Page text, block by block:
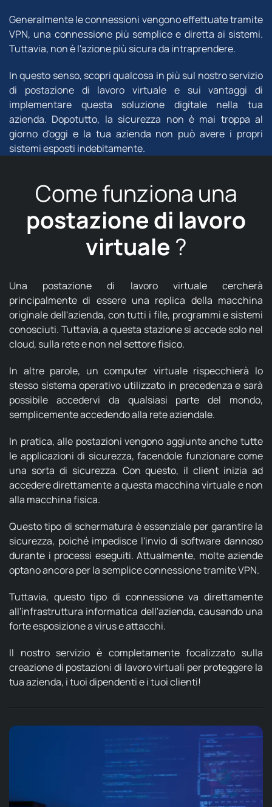
Generalmente le connessioni vengono effettuate tramite
VPN, una connessione più semplice e diretta ai sistemi.
Tuttavia, non è l'azione più sicura da intraprendere.
In questo senso, scopri qualcosa in più sul nostro servizio
di postazione di lavoro virtuale e sui vantaggi di
implementare questa soluzione digitale nella tua
azienda. Dopotutto, la sicurezza non è mai troppa al
giorno d'oggi e la tua azienda non può avere i propri
sistemi esposti indebitamente.
Come funziona una
postazione di lavoro
virtuale ?
Una postazione di lavoro virtuale cercherà
principalmente di essere una replica della macchina
originale dell'azienda, con tutti i file, programmi e sistemi
conosciuti. Tuttavia, a questa stazione si accede solo nel
cloud, sulla rete e non nel settore fisico.
In altre parole, un computer virtuale rispecchierà lo
stesso sistema operativo utilizzato in precedenza e sarà
possibile accedervi da qualsiasi parte del mondo,
semplicemente accedendo alla rete aziendale.
In pratica, alle postazioni vengono aggiunte anche tutte
le applicazioni di sicurezza, facendole funzionare come
una sorta di sicurezza. Con questo, il client inizia ad
accedere direttamente a questa macchina virtuale e non
alla macchina fisica.
Questo tipo di schermatura è essenziale per garantire la
sicurezza, poiché impedisce l'invio di software dannoso
durante i processi eseguiti. Attualmente, molte aziende
optano ancora per la semplice connessione tramite VPN.
Tuttavia, questo tipo di connessione va direttamente
all'infrastruttura informatica dell'azienda, causando una
forte esposizione a virus e attacchi.
Il nostro servizio è completamente focalizzato sulla
creazione di postazioni di lavoro virtuali per proteggere la
tua azienda, i tuoi dipendenti e i tuoi clienti!